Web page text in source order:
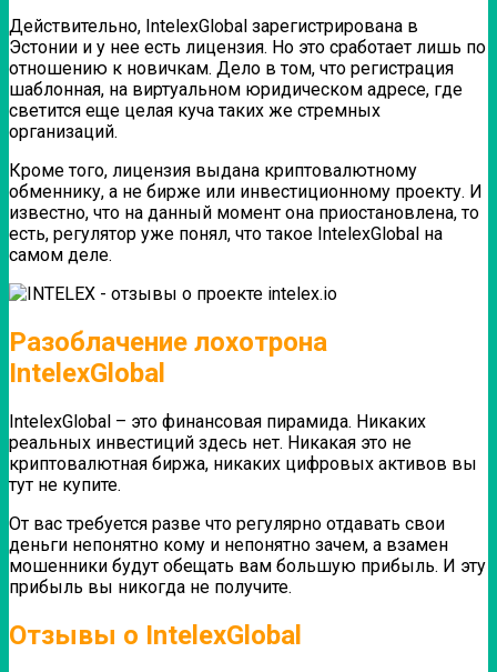
Действительно, IntelexGlobal зарегистрирована в
Эстонии и у нее есть лицензия. Но это сработает лишь по
отношению к новичкам. Дело в том, что регистрация
шаблонная, на виртуальном юридическом адресе, где
светится еще целая куча таких же стремных
организаций.
Кроме того, лицензия выдана криптовалютному
обменнику, а не бирже или инвестиционному проекту. И
известно, что на данный момент она приостановлена, то
есть, регулятор уже понял, что такое IntelexGlobal на
самом деле.
Разоблачение лохотрона
IntelexGlobal
IntelexGlobal – это финансовая пирамида. Никаких
реальных инвестиций здесь нет. Никакая это не
криптовалютная биржа, никаких цифровых активов вы
тут не купите.
От вас требуется разве что регулярно отдавать свои
деньги непонятно кому и непонятно зачем, а взамен
мошенники будут обещать вам большую прибыль. И эту
прибыль вы никогда не получите.
Отзывы о IntelexGlobal